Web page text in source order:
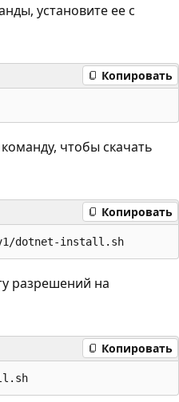
установите ее с
Копировать
чтобы скачать
Копировать
разрешений на
Копировать